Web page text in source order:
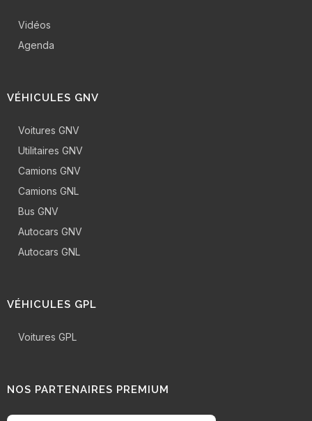
Vidéos
Agenda
VÉHICULES GNV
Voitures GNV
Utilitaires GNV
Camions GNV
Camions GNL
Bus GNV
Autocars GNV
Autocars GNL
VÉHICULES GPL
Voitures GPL
NOS PARTENAIRES PREMIUM